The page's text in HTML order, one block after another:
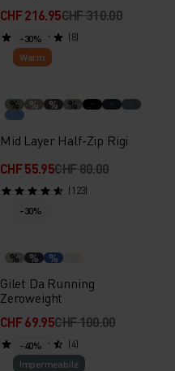
CHF 216.95CHF 310.00
(8)
-30%
Warm
% % % %
Mid Layer Half-Zip Rigi
CHF 55.95CHF 80.00
(123)
-30%
% % %
Gilet Da Running
Zeroweight
CHF 69.95CHF 100.00
(4)
-40%
Impermeabile